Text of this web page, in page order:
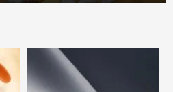
precyzyjnej